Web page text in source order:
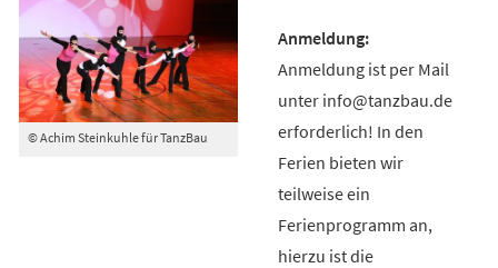
© Achim Steinkuhle für TanzBau
Anmeldung ist per Mail
unter info@tanzbau.de
erforderlich! In den
Ferien bieten wir
teilweise ein
Ferienprogramm an,
hierzu ist die